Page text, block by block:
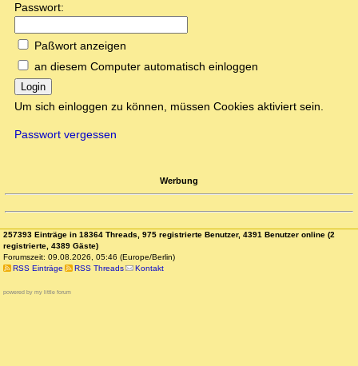
Passwort:
Paßwort anzeigen
an diesem Computer automatisch einloggen
Login
Um sich einloggen zu können, müssen Cookies aktiviert sein.
Passwort vergessen
Werbung
257393 Einträge in 18364 Threads, 975 registrierte Benutzer, 4391 Benutzer online (2
registrierte, 4389 Gäste)
Forumszeit: 09.08.2026, 05:46 (Europe/Berlin)
RSS Einträge
RSS Threads Kontakt
powered by my little forum